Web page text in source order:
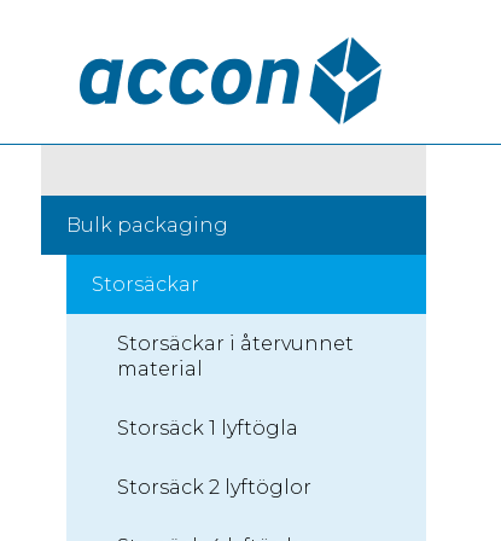
Bulk packaging
Storsäckar
Storsäckar i återvunnet
material
Storsäck 1 lyftögla
Storsäck 2 lyftöglor